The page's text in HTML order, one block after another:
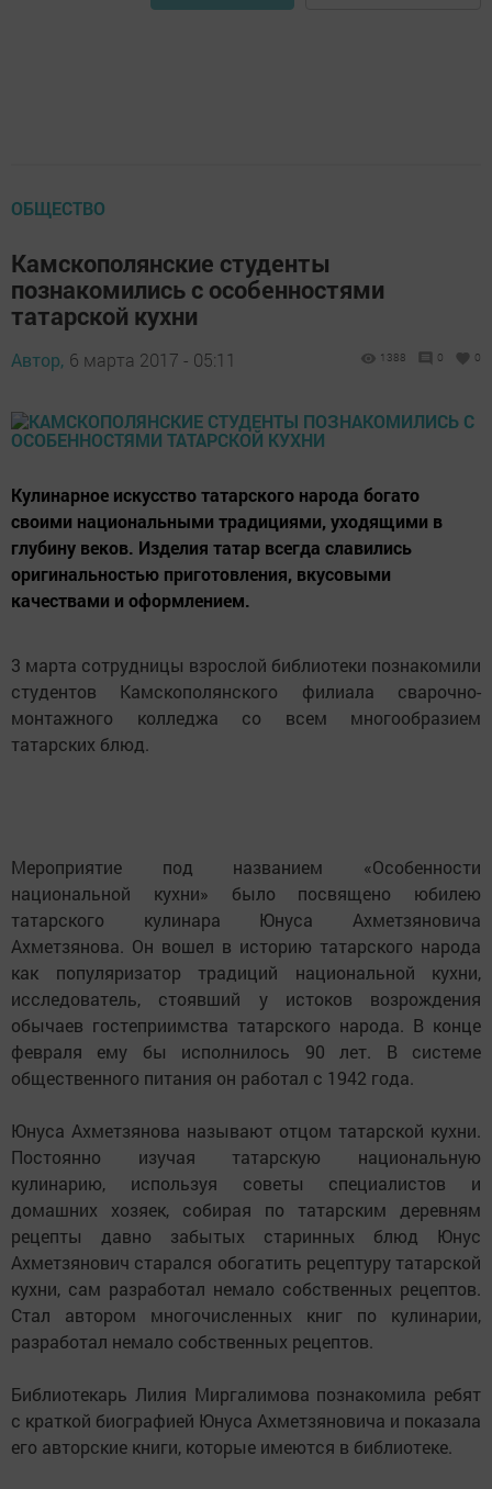
ОБЩЕСТВО
Камскополянские студенты
познакомились с особенностями
татарской кухни
Автор, 6 марта 2017 - 05:11 1388 0 0
Кулинарное искусство татарского народа богато
своими национальными традициями, уходящими в
глубину веков. Изделия татар всегда славились
оригинальностью приготовления, вкусовыми
качествами и оформлением.
3 марта сотрудницы взрослой библиотеки познакомили
студентов Камскополянского филиала сварочно-
монтажного колледжа со всем многообразием
татарских блюд.
Мероприятие под названием «Особенности
национальной кухни» было посвящено юбилею
татарского кулинара Юнуса Ахметзяновича
Ахметзянова. Он вошел в историю татарского народа
как популяризатор традиций национальной кухни,
исследователь, стоявший у истоков возрождения
обычаев гостеприимства татарского народа. В конце
февраля ему бы исполнилось 90 лет. В системе
общественного питания он работал с 1942 года.
Юнуса Ахметзянова называют отцом татарской кухни.
Постоянно изучая татарскую национальную
кулинарию, используя советы специалистов и
домашних хозяек, собирая по татарским деревням
рецепты давно забытых старинных блюд Юнус
Ахметзянович старался обогатить рецептуру татарской
кухни, сам разработал немало собственных рецептов.
Стал автором многочисленных книг по кулинарии,
разработал немало собственных рецептов.
Библиотекарь Лилия Миргалимова познакомила ребят
с краткой биографией Юнуса Ахметзяновича и показала
его авторские книги, которые имеются в библиотеке.